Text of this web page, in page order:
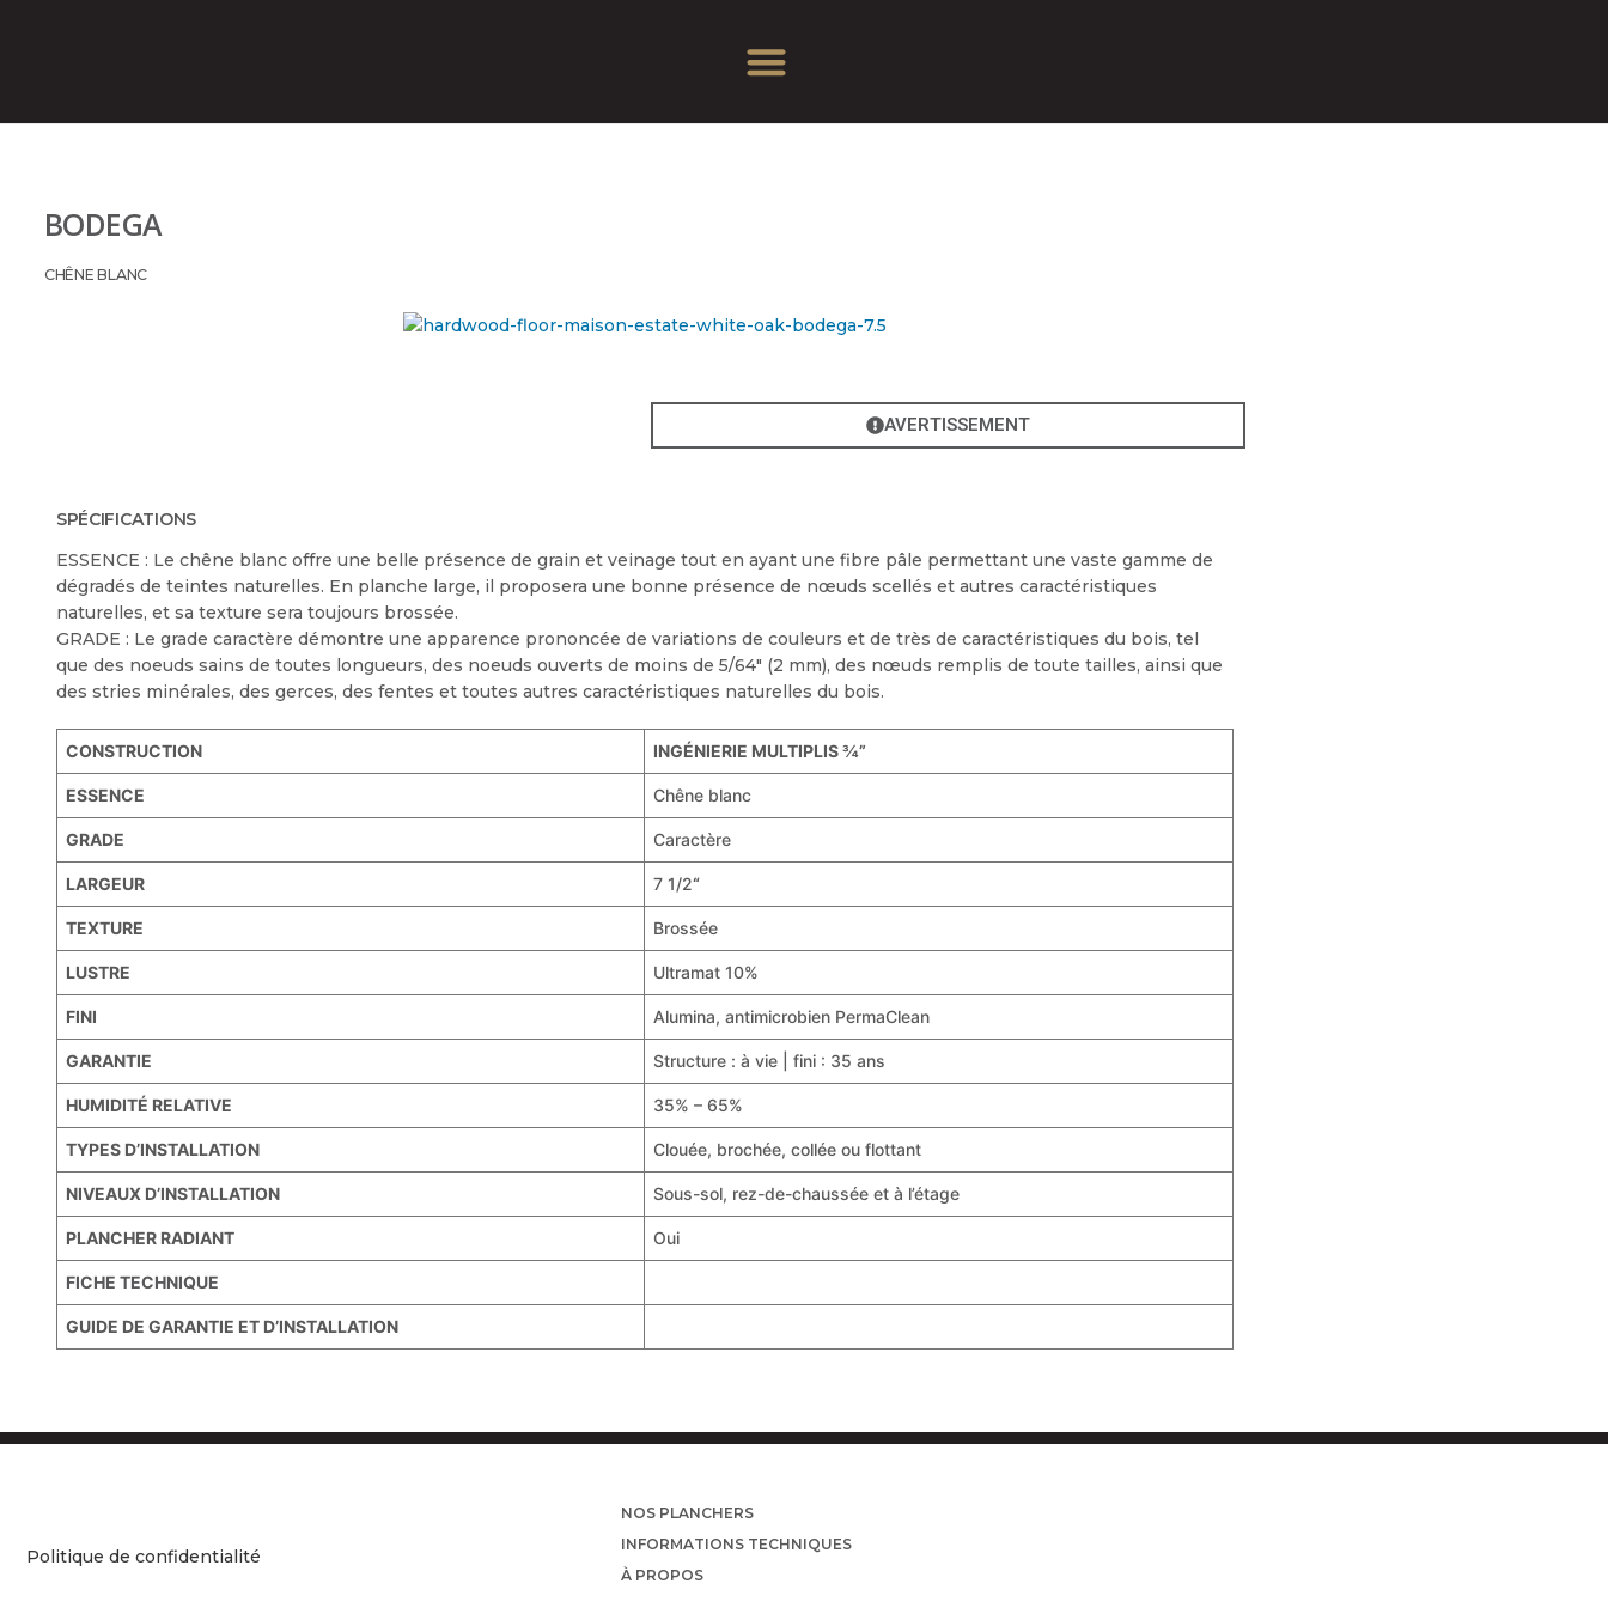
BODEGA
CHÊNE BLANC
AVERTISSEMENT
SPÉCIFICATIONS
ESSENCE : Le chêne blanc offre une belle présence de grain et veinage tout en ayant une fibre pâle permettant une vaste gamme de
dégradés de teintes naturelles. En planche large, il proposera une bonne présence de nœuds scellés et autres caractéristiques
naturelles, et sa texture sera toujours brossée.
GRADE : Le grade caractère démontre une apparence prononcée de variations de couleurs et de très de caractéristiques du bois, tel
que des noeuds sains de toutes longueurs, des noeuds ouverts de moins de 5/64″ (2 mm), des nœuds remplis de toute tailles, ainsi que
des stries minérales, des gerces, des fentes et toutes autres caractéristiques naturelles du bois.
CONSTRUCTION INGÉNIERIE MULTIPLIS ¾”
ESSENCE Chêne blanc
GRADE Caractère
LARGEUR 7 1/2“
TEXTURE Brossée
LUSTRE Ultramat 10%
FINI Alumina, antimicrobien PermaClean
GARANTIE Structure : à vie | fini : 35 ans
HUMIDITÉ RELATIVE 35% – 65%
TYPES D’INSTALLATION Clouée, brochée, collée ou flottant
NIVEAUX D’INSTALLATION Sous-sol, rez-de-chaussée et à l’étage
PLANCHER RADIANT Oui
FICHE TECHNIQUE
GUIDE DE GARANTIE ET D’INSTALLATION
Politique de confidentialité
NOS PLANCHERS
INFORMATIONS TECHNIQUES
À PROPOS